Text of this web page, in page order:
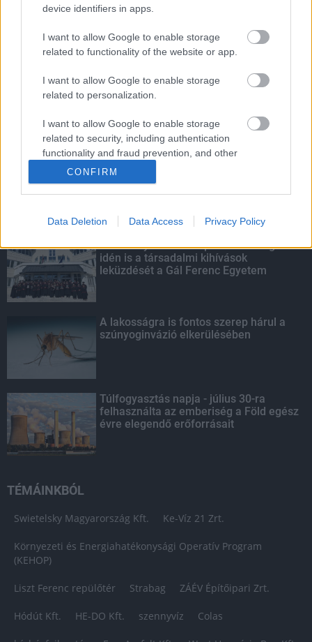
device identifiers in apps.
I want to allow Google to enable storage
related to functionality of the website or app.
I want to allow Google to enable storage
related to personalization.
I want to allow Google to enable storage
related to security, including authentication
functionality and fraud prevention, and other
user protection.
CONFIRM
Data Deletion Data Access Privacy Policy
Szakirányú továbbképzésekkel segíti
leküzdését a Gál Ferenc Egyetem
Energiaválság: az éjszakai fordulat
bizakodásra ad okot
KIEMELT
Szakirányú továbbképzésekkel segíti
idén is a társadalmi kihívások
leküzdését a Gál Ferenc Egyetem
A lakosságra is fontos szerep hárul a
szúnyoginvázió elkerülésében
Túlfogyasztás napja - július 30-ra
felhasználta az emberiség a Föld egész
évre elegendő erőforrásait
TÉMÁINKBÓL
Swietelsky Magyarország Kft. Ke-Víz 21 Zrt.
Környezeti és Energiahatékonysági Operatív Program
(KEHOP)
Liszt Ferenc repülőtér Strabag ZÁÉV Építőipari Zrt.
Hódút Kft. HE-DO Kft. szennyvíz Colas